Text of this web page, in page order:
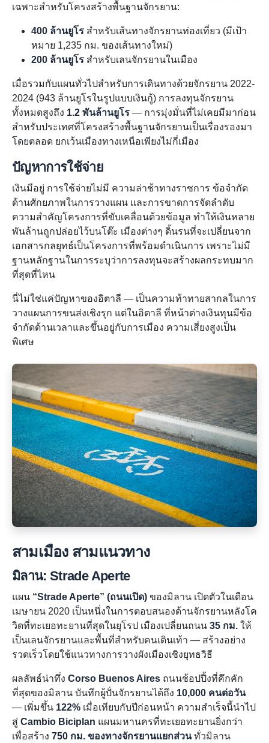
เฉพาะสำหรับโครงสร้างพื้นฐานจักรยาน:
400 ล้านยูโร สำหรับเส้นทางจักรยานท่องเที่ยว (มีเป้า
หมาย 1,235 กม. ของเส้นทางใหม่)
200 ล้านยูโร สำหรับเลนจักรยานในเมือง
เมื่อรวมกับแผนทั่วไปสำหรับการเดินทางด้วยจักรยาน 2022-
2024 (943 ล้านยูโรในรูปแบบเงินกู้) การลงทุนจักรยาน
ทั้งหมดสูงถึง 1.2 พันล้านยูโร — การมุ่งมั่นที่ไม่เคยมีมาก่อน
สำหรับประเทศที่โครงสร้างพื้นฐานจักรยานเป็นเรื่องรองมา
โดยตลอด ยกเว้นเมืองทางเหนือเพียงไม่กี่เมือง
ปัญหาการใช้จ่าย
เงินมีอยู่ การใช้จ่ายไม่มี ความล่าช้าทางราชการ ข้อจำกัด
ด้านศักยภาพในการวางแผน และการขาดการจัดลำดับ
ความสำคัญโครงการที่ขับเคลื่อนด้วยข้อมูล ทำให้เงินหลาย
พันล้านถูกปล่อยไว้บนโต๊ะ เมืองต่างๆ ดิ้นรนที่จะเปลี่ยนจาก
เอกสารกลยุทธ์เป็นโครงการที่พร้อมดำเนินการ เพราะไม่มี
ฐานหลักฐานในการระบุว่าการลงทุนจะสร้างผลกระทบมาก
ที่สุดที่ไหน
นี่ไม่ใช่แค่ปัญหาของอิตาลี — เป็นความท้าทายสากลในการ
วางแผนการขนส่งเชิงรุก แต่ในอิตาลี ที่หน้าต่างเงินทุนมีข้อ
จำกัดด้านเวลาและขึ้นอยู่กับการเมือง ความเสี่ยงสูงเป็น
พิเศษ
สามเมือง สามแนวทาง
มิลาน: Strade Aperte
แผน “Strade Aperte” (ถนนเปิด) ของมิลาน เปิดตัวในเดือน
เมษายน 2020 เป็นหนึ่งในการตอบสนองด้านจักรยานหลังโค
วิดที่ทะเยอทะยานที่สุดในยุโรป เมืองเปลี่ยนถนน 35 กม. ให้
เป็นเลนจักรยานและพื้นที่สำหรับคนเดินเท้า — สร้างอย่าง
รวดเร็วโดยใช้แนวทางการวางผังเมืองเชิงยุทธวิธี
ผลลัพธ์น่าทึ่ง Corso Buenos Aires ถนนช้อปปิ้งที่คึกคัก
ที่สุดของมิลาน บันทึกผู้ปั่นจักรยานได้ถึง 10,000 คนต่อวัน
— เพิ่มขึ้น 122% เมื่อเทียบกับปีก่อนหน้า ความสำเร็จนี้นำไป
สู่ Cambio Biciplan แผนมหานครที่ทะเยอทะยานยิ่งกว่า
เพื่อสร้าง 750 กม. ของทางจักรยานแยกส่วนทั่วมิลาน